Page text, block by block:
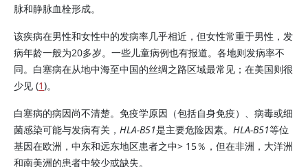
脉和静脉血栓形成。
该疾病在男性和女性中的发病率几乎相近，但女性常重于男性，发
病年龄一般为20多岁。一些儿童病例也有报道。各地则发病率不
同。白塞病在从地中海至中国的丝绸之路区域最常见；在美国则很
少见 (1)。
白塞病的病因尚不清楚。免疫学原因（包括自身免疫）、病毒或细
菌感染可能与发病有关， HLA-B51是主要危险因素。 HLA-B51等位
基因在欧洲，中东和远东地区患者之中> 15％，但在非洲，大洋洲
和南美洲的患者中较少或缺失。